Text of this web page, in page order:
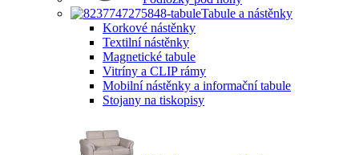
Tabule a nástěnky
Korkové nástěnky
Textilní nástěnky
Magnetické tabule
Vitríny a CLIP rámy
Mobilní nástěnky a informační tabule
Stojany na tiskopisy